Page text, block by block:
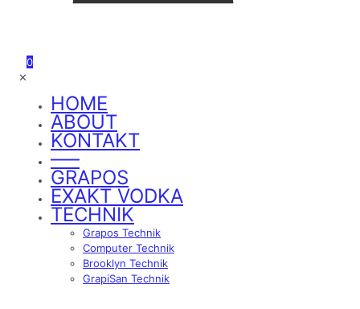
0
✕
HOME
ABOUT
KONTAKT
—–
GRAPOS
EXAKT VODKA
TECHNIK
Grapos Technik
Computer Technik
Brooklyn Technik
GrapiSan Technik